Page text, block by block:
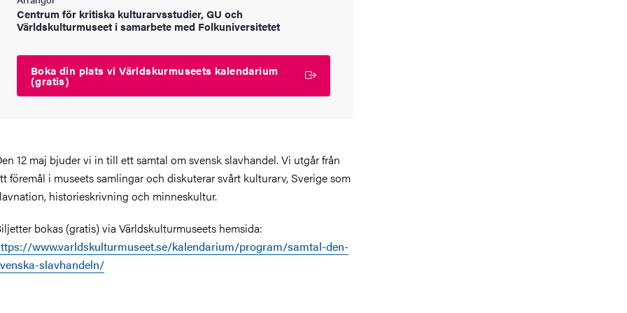
Centrum för kritiska kulturarvsstudier, GU och
Världskulturmuseet i samarbete med Folkuniversitetet
Boka din plats vi Världskurmuseets kalendarium
(gratis)
12 maj bjuder vi in till ett samtal omsvensk slavhandel. Vi utgår från
föremål i museets samlingar och diskuterar svårt kulturarv, Sverige som
historieskrivning och minneskultur.
bokas (gratis) via Världskulturmuseets hemsida:
www.varldskulturmuseet.se/kalendarium/program/samtal-den-
slavhandeln/